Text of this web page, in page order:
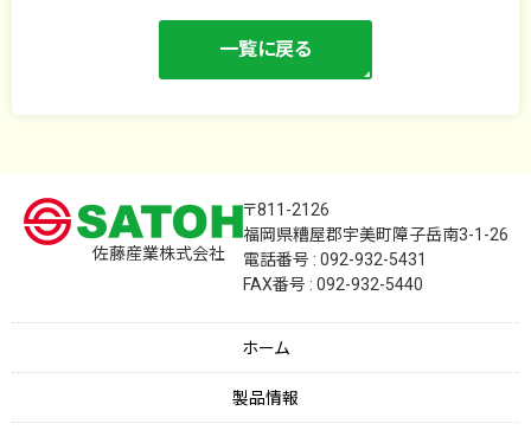
一覧に戻る
佐藤産業株式会社
〒811-2126
福岡県糟屋郡宇美町障子岳南3-1-26
電話番号 : 092-932-5431
FAX番号 : 092-932-5440
ホーム
製品情報